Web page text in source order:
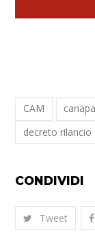
CAM canapa
decreto rilancio
CONDIVIDI
Tweet